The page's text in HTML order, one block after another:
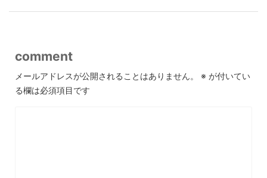
comment
メールアドレスが公開されることはありません。 ※ が付いてい
る欄は必須項目です